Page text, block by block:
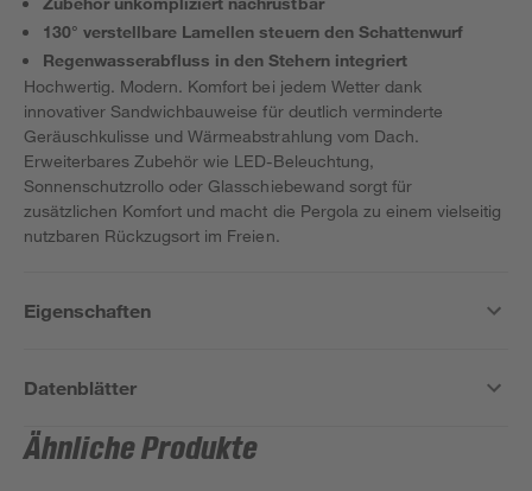
130° verstellbare Lamellen steuern den Schattenwurf
Regenwasserabfluss in den Stehern integriert
Hochwertig. Modern. Komfort bei jedem Wetter dank
innovativer Sandwichbauweise für deutlich verminderte
Geräuschkulisse und Wärmeabstrahlung vom Dach.
Erweiterbares Zubehör wie LED-Beleuchtung,
Sonnenschutzrollo oder Glasschiebewand sorgt für
zusätzlichen Komfort und macht die Pergola zu einem vielseitig
nutzbaren Rückzugsort im Freien.
Eigenschaften
Datenblätter
Ähnliche Produkte